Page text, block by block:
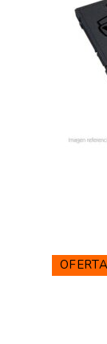
OFERTA